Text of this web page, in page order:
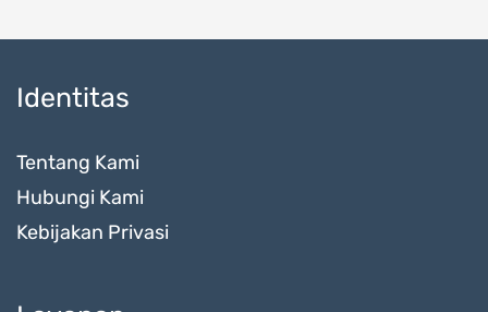
Identitas
Tentang Kami
Hubungi Kami
Kebijakan Privasi